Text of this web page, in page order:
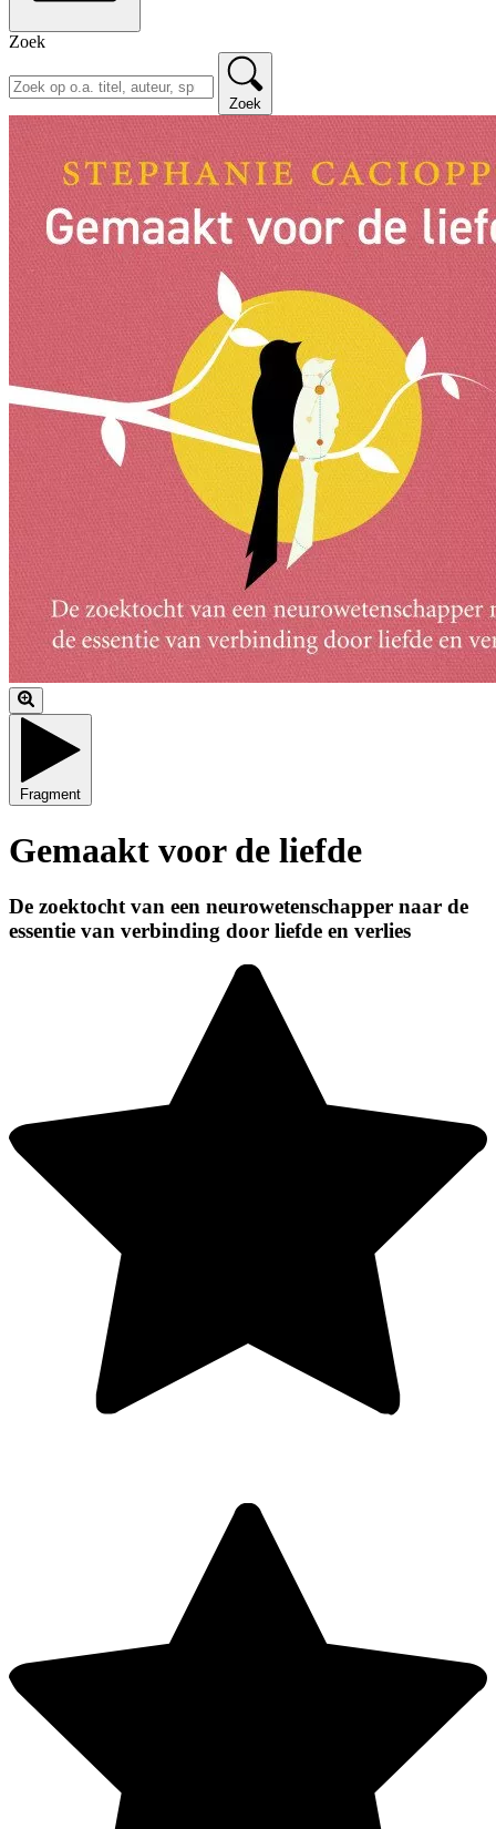
Zoek
Zoek
Fragment
Gemaakt voor de liefde
De zoektocht van een neurowetenschapper naar de
essentie van verbinding door liefde en verlies